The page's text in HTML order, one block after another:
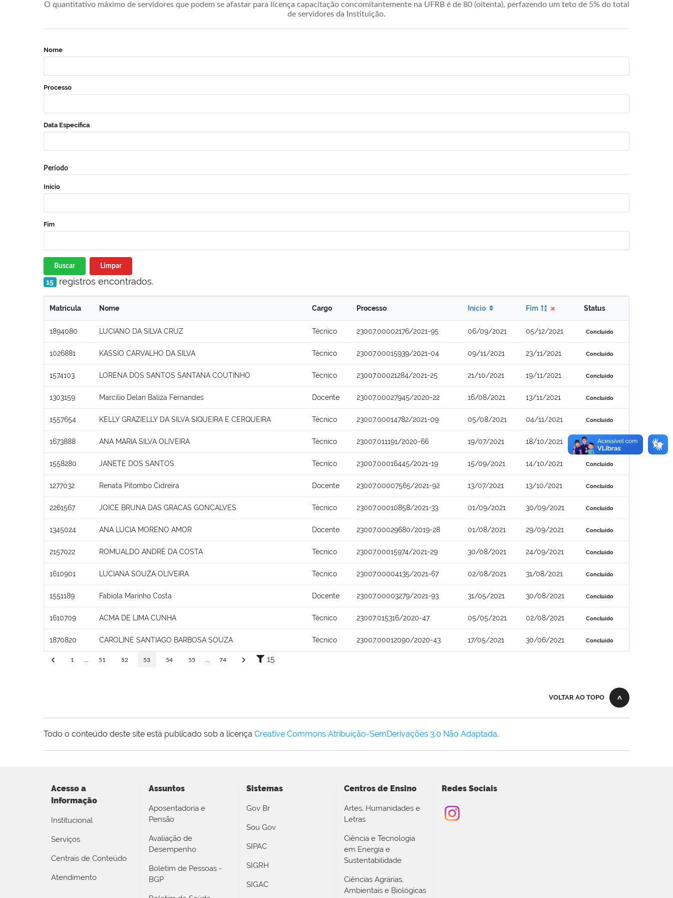
O quantitativo máximo de servidores que podem se afastar para licença capacitação concomitantemente na UFRB é de 80 (oitenta), perfazendo um teto de 5% do total
de servidores da Instituição.
Nome
Processo
Data Específica
Período
Início
Fim
Buscar Limpar
15 registros encontrados.
Matrícula Nome Cargo Processo Início Fim Status
1894080 LUCIANO DA SILVA CRUZ Técnico 23007.00002176/2021-95 06/09/2021 05/12/2021 Concluído
1026881 KASSIO CARVALHO DA SILVA Técnico 23007.00015939/2021-04 09/11/2021 23/11/2021 Concluído
1574103 LORENA DOS SANTOS SANTANA COUTINHO Técnico 23007.00021284/2021-25 21/10/2021 19/11/2021 Concluído
1303159 Marcilio Delan Baliza Fernandes Docente 23007.00027945/2020-22 16/08/2021 13/11/2021 Concluído
1557654 KELLY GRAZIELLY DA SILVA SIQUEIRA E CERQUEIRA Técnico 23007.00014782/2021-09 05/08/2021 04/11/2021 Concluído
1673888 ANA MARIA SILVA OLIVEIRA Técnico 23007.011191/2020-66 19/07/2021 18/10/2021 Concluído
1558280 JANETE DOS SANTOS Técnico 23007.00016445/2021-19 15/09/2021 14/10/2021 Concluído
1277032 Renata Pitombo Cidreira Docente 23007.00007565/2021-92 13/07/2021 13/10/2021 Concluído
2261567 JOICE BRUNA DAS GRACAS GONCALVES Técnico 23007.00010858/2021-33 01/09/2021 30/09/2021 Concluído
1345024 ANA LUCIA MORENO AMOR Docente 23007.00029680/2019-28 01/08/2021 29/09/2021 Concluído
2157022 ROMUALDO ANDRÉ DA COSTA Técnico 23007.00015974/2021-29 30/08/2021 24/09/2021 Concluído
1610901 LUCIANA SOUZA OLIVEIRA Técnico 23007.00004135/2021-67 02/08/2021 31/08/2021 Concluído
1551189 Fabíola Marinho Costa Docente 23007.00003279/2021-93 31/05/2021 30/08/2021 Concluído
1610709 ACMA DE LIMA CUNHA Técnico 23007.015316/2020-47 05/05/2021 02/08/2021 Concluído
1870820 CAROLINE SANTIAGO BARBOSA SOUZA Técnico 23007.00012090/2020-43 17/05/2021 30/06/2021 Concluído
1 51 52 53 54 55 74 15
VOLTAR AO TOPO
Todo o conteúdo deste site está publicado sob a licença Creative Commons Atribuição-SemDerivações 3.0 Não Adaptada.
Acesso a
Informação
Institucional
Serviços
Centrais de Conteúdo
Atendimento
Assuntos
Aposentadoria e
Pensão
Avaliação de
Desempenho
Boletim de Pessoas -
BGP
Sistemas
Gov Br
Sou Gov
SIPAC
SIGRH
SIGAC
Centros de Ensino
Artes, Humanidades e
Letras
Ciência e Tecnologia
em Energia e
Sustentabilidade
Ciências Agrárias,
Ambientais e Biológicas
Redes Sociais